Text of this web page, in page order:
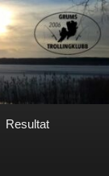
Resultat